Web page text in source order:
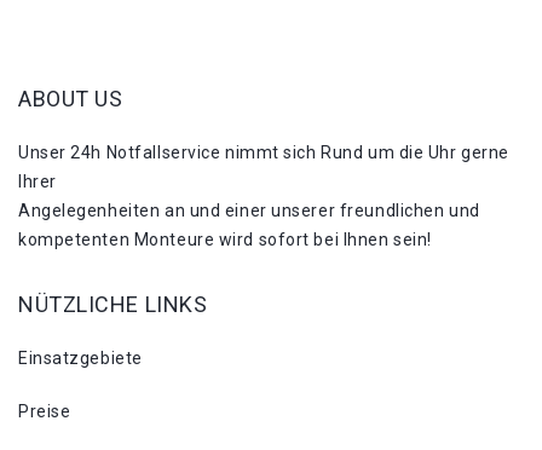
ABOUT US
Unser 24h Notfallservice nimmt sich Rund um die Uhr gerne
Ihrer
Angelegenheiten an und einer unserer freundlichen und
kompetenten Monteure wird sofort bei Ihnen sein!
NÜTZLICHE LINKS
Einsatzgebiete
Preise